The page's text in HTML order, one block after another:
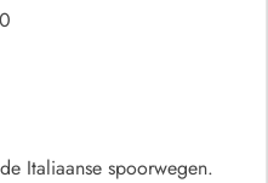
Italiaanse spoorwegen.